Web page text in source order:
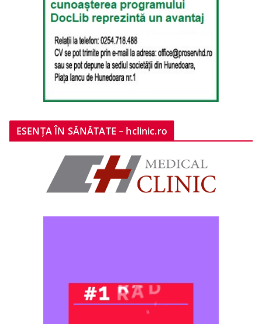
ESENȚA ÎN SĂNĂTATE – hclinic.ro